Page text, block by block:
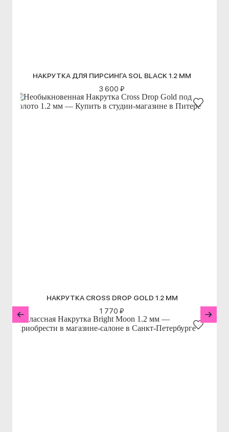
НАКРУТКА ДЛЯ ПИРСИНГА SOL BLACK 1.2 ММ
3 600 ₽
НАКРУТКА CROSS DROP GOLD 1.2 ММ
1 770 ₽